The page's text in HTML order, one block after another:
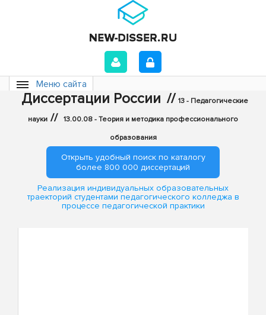
Меню сайта
Диссертации России // 13 - Педагогические
науки // 13.00.08 - Теория и методика профессионального
образования
Открыть удобный поиск по каталогу
более 800 000 диссертаций
Реализация индивидуальных образовательных
траекторий студентами педагогического колледжа в
процессе педагогической практики